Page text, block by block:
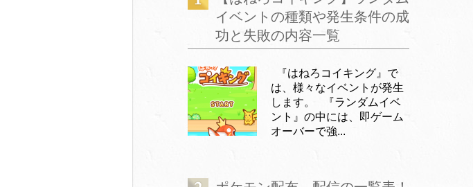
イベントの種類や発生条件の成
功と失敗の内容一覧
『はねろコイキング』で
は、様々なイベントが発生
します。 『ランダムイベ
ント』の中には、即ゲーム
オーバーで強...